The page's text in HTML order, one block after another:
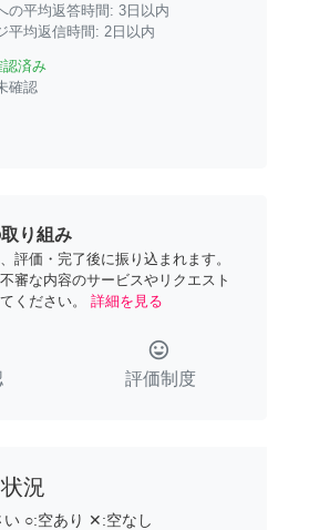
の平均返答時間: 3日以内
平均返信時間: 2日以内
済み
確認
り組み
評価・完了後に振り込まれます。
審な内容のサービスやリクエスト
ください。
詳細を見る
tag_faces
評価制度
況
い ○:空あり ✕:空なし